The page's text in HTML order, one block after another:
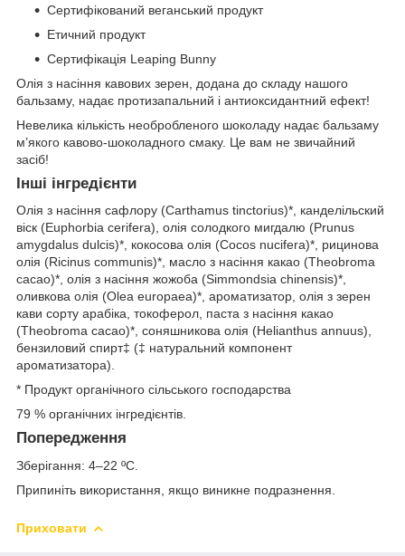
Сертифікований веганський продукт
Етичний продукт
Сертифікація Leaping Bunny
Олія з насіння кавових зерен, додана до складу нашого
бальзаму, надає протизапальний і антиоксидантний ефект!
Невелика кількість необробленого шоколаду надає бальзаму
м’якого кавово-шоколадного смаку. Це вам не звичайний
засіб!
Інші інгредієнти
Олія з насіння сафлору (Carthamus tinctorius)*, канделільский
віск (Euphorbia cerifera), олія солодкого мигдалю (Prunus
amygdalus dulcis)*, кокосова олія (Cocos nucifera)*, рицинова
олія (Ricinus communis)*, масло з насіння какао (Theobroma
cacao)*, олія з насіння жожоба (Simmondsia chinensis)*,
оливкова олія (Olea europaea)*, ароматизатор, олія з зерен
кави сорту арабіка, токоферол, паста з насіння какао
(Theobroma cacao)*, соняшникова олія (Helianthus annuus),
бензиловий спирт‡ (‡ натуральний компонент
ароматизатора).
* Продукт органічного сільського господарства
79 % органічних інгредієнтів.
Попередження
Зберігання: 4–22 ºC.
Припиніть використання, якщо виникне подразнення.
Приховати